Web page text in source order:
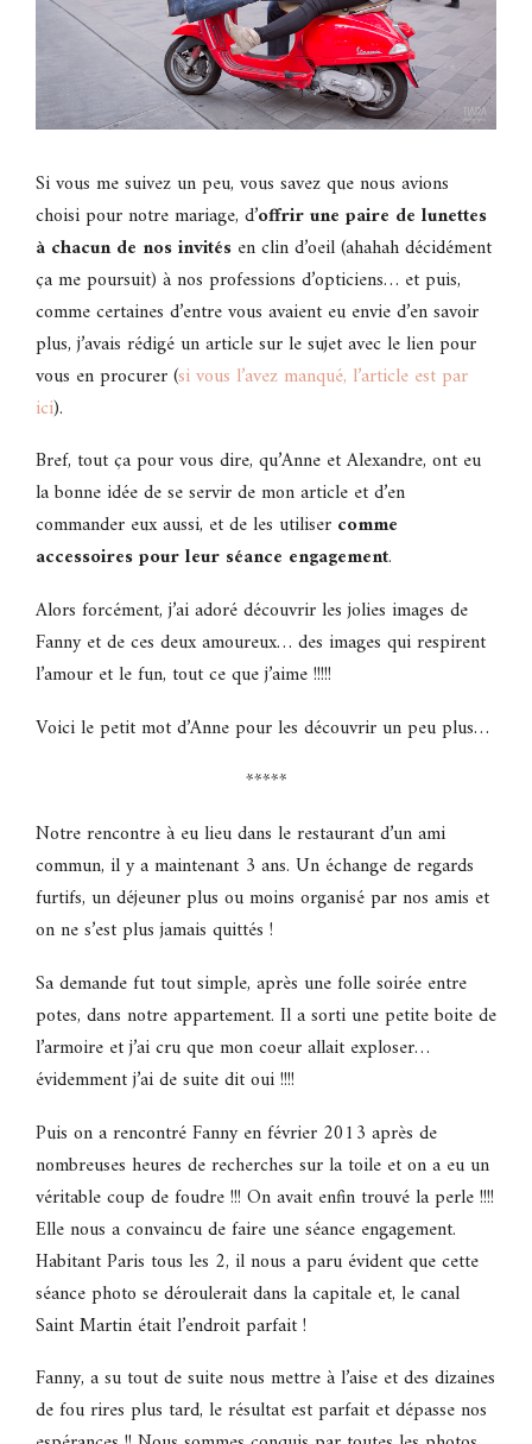
Si vous me suivez un peu, vous savez que nous avions
choisi pour notre mariage, d’offrir une paire de lunettes
à chacun de nos invités en clin d’oeil (ahahah décidément
ça me poursuit) à nos professions d’opticiens… et puis,
comme certaines d’entre vous avaient eu envie d’en savoir
plus, j’avais rédigé un article sur le sujet avec le lien pour
vous en procurer (si vous l’avez manqué, l’article est par
ici).
Bref, tout ça pour vous dire, qu’Anne et Alexandre, ont eu
la bonne idée de se servir de mon article et d’en
commander eux aussi, et de les utiliser comme
accessoires pour leur séance engagement.
Alors forcément, j’ai adoré découvrir les jolies images de
Fanny et de ces deux amoureux… des images qui respirent
l’amour et le fun, tout ce que j’aime !!!!!
Voici le petit mot d’Anne pour les découvrir un peu plus…
*****
Notre rencontre à eu lieu dans le restaurant d’un ami
commun, il y a maintenant 3 ans. Un échange de regards
furtifs, un déjeuner plus ou moins organisé par nos amis et
on ne s’est plus jamais quittés !
Sa demande fut tout simple, après une folle soirée entre
potes, dans notre appartement. Il a sorti une petite boite de
l’armoire et j’ai cru que mon coeur allait exploser…
évidemment j’ai de suite dit oui !!!!
Puis on a rencontré Fanny en février 2013 après de
nombreuses heures de recherches sur la toile et on a eu un
véritable coup de foudre !!! On avait enfin trouvé la perle !!!!
Elle nous a convaincu de faire une séance engagement.
Habitant Paris tous les 2, il nous a paru évident que cette
séance photo se déroulerait dans la capitale et, le canal
Saint Martin était l’endroit parfait !
Fanny, a su tout de suite nous mettre à l’aise et des dizaines
de fou rires plus tard, le résultat est parfait et dépasse nos